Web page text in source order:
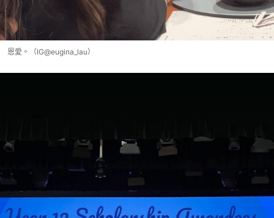
恩愛。（IG@eugina_lau）